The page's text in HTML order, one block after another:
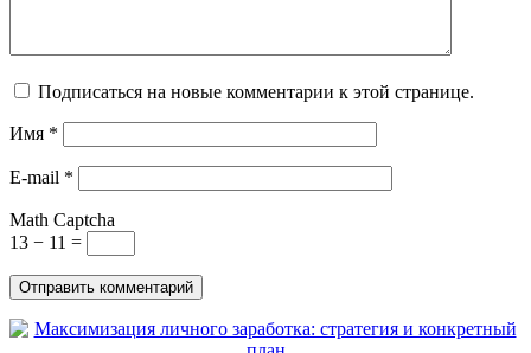
Подписаться на новые комментарии к этой странице.
Имя *
E-mail *
Math Captcha
13 − 11 =